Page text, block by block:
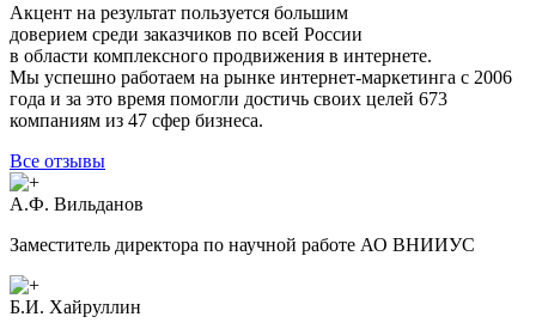
Акцент на результат пользуется большим
доверием среди заказчиков по всей Росcии
в области комплексного продвижения в интернете.
Мы успешно работаем на рынке интернет-маркетинга с 2006
года и за это время помогли достичь своих целей 673
компаниям из 47 сфер бизнеса.
Все отзывы
А.Ф. Вильданов
Заместитель директора по научной работе АО ВНИИУС
Б.И. Хайруллин